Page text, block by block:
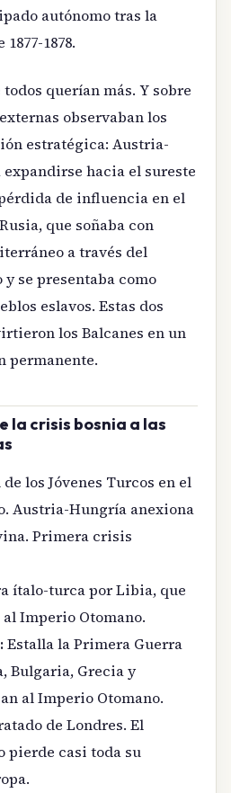
autónomo tras la
1878.
querían más. Y sobre
observaban los
estratégica: Austria-
hacia el sureste
de influencia en el
que soñaba con
a través del
se presentaba como
eslavos. Estas dos
los Balcanes en un
permanente.
la crisis bosnia a las
los Jóvenes Turcos en el
Austria-Hungría anexiona
Primera crisis
ítalo-turca por Libia, que
Imperio Otomano.
Estalla la Primera Guerra
Bulgaria, Grecia y
al Imperio Otomano.
de Londres. El
pierde casi toda su